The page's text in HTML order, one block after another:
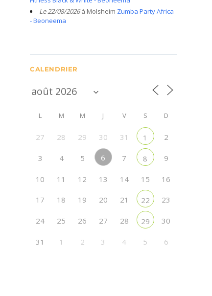
Le 22/08/2026à Molsheim Zumba Party Africa
- Beoneema
CALENDRIER
L M M J V S D
27 28 29 30 31 1 2
3 4 5 6 7 8 9
10 11 12 13 14 15 16
17 18 19 20 21 22 23
24 25 26 27 28 29 30
31 1 2 3 4 5 6